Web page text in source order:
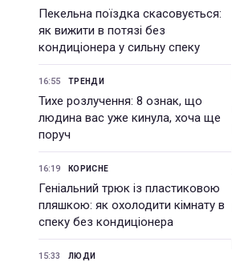
Пекельна поїздка скасовується:
як вижити в потязі без
кондиціонера у сильну спеку
16:55 ТРЕНДИ
Тихе розлучення: 8 ознак, що
людина вас уже кинула, хоча ще
поруч
16:19 КОРИСНЕ
Геніальний трюк із пластиковою
пляшкою: як охолодити кімнату в
спеку без кондиціонера
15:33 ЛЮДИ